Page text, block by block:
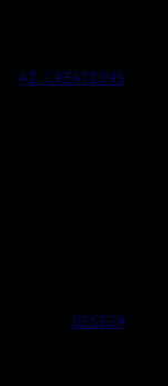
AI CREATIONS
DESIGN